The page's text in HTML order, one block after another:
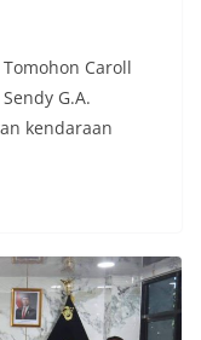
Caroll
G.A.
kendaraan